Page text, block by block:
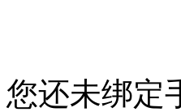
您还未绑定